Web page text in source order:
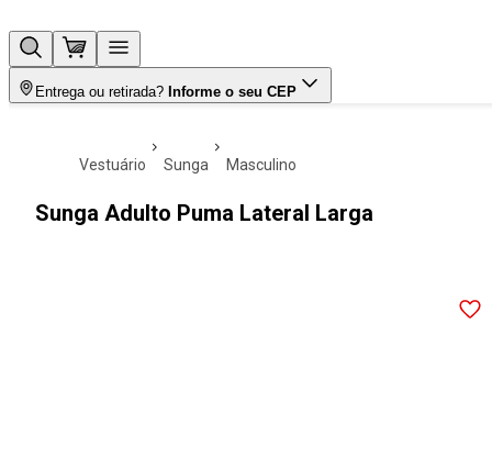
Entrega ou retirada? Informe o seu CEP
vestuário sunga masculino
Sunga Adulto Puma Lateral Larga